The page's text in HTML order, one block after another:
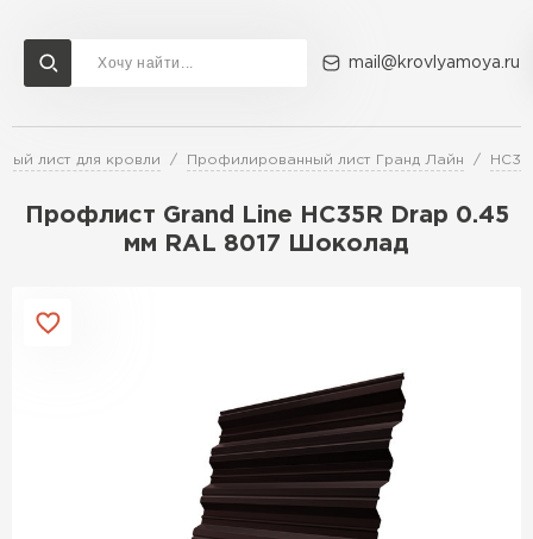
mail@krovlyamoya.ru
лист для кровли Профилированный лист Гранд Лайн
Профлист Grand Line HC35R Drap 0.45
мм RAL 8017 Шоколад
Сервисы расчета
Расчет штакетника для забора
Расчет водостока
Расчет фальцевой кровли
Расчет кровли из металлочерепицы
Доставка Контакты
ПЕРЕЙТИ